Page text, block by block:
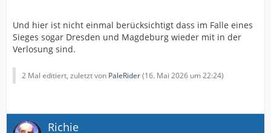
Und hier ist nicht einmal berücksichtigt dass im Falle eines
Sieges sogar Dresden und Magdeburg wieder mit in der
Verlosung sind.
2 Mal editiert, zuletzt von PaleRider(16. Mai 2026 um 22:24)
Richie